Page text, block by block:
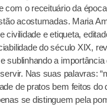
com o receituário da
acostumadas. Maria
civilidade e etiqueta,
do século XIX,
sublinhando a
Nas suas palavras:
de pratos bem feitos do
se distinguem pela